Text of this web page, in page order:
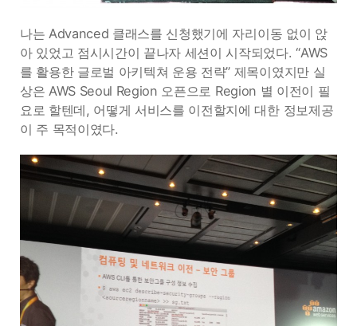
나는 Advanced 클래스를 신청했기에 자리이동 없이 앉
아 있었고 점시시간이 끝나자 세션이 시작되었다. “AWS
를 활용한 글로벌 아키텍쳐 운용 전략” 제목이였지만 실
상은 AWS Seoul Region 오픈으로 Region 별 이전이 필
요로 할텐데, 어떻게 서비스를 이전할지에 대한 정보제공
이 주 목적이였다.